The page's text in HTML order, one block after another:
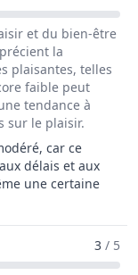
et du bien-être
la
plaisantes, telles
faible peut
tendance à
sur le plaisir.
car ce
délais et aux
une certaine
Ingénieur /
3 / 5